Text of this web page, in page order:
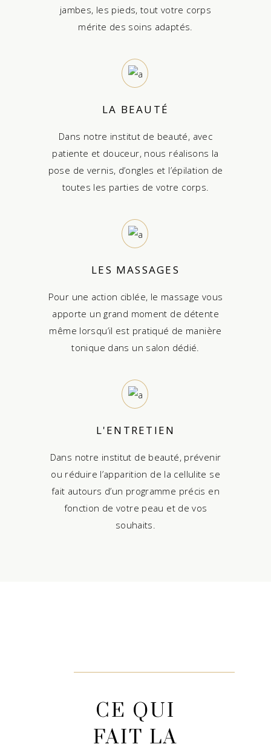
jambes, les pieds, tout votre corps
mérite des soins adaptés.
LA BEAUTÉ
Dans notre institut de beauté, avec
patiente et douceur, nous réalisons la
pose de vernis, d’ongles et l’épilation de
toutes les parties de votre corps.
LES MASSAGES
Pour une action ciblée, le massage vous
apporte un grand moment de détente
même lorsqu’il est pratiqué de manière
tonique dans un salon dédié.
L'ENTRETIEN
Dans notre institut de beauté, prévenir
ou réduire l’apparition de la cellulite se
fait autours d’un programme précis en
fonction de votre peau et de vos
souhaits.
CE QUI
FAIT LA